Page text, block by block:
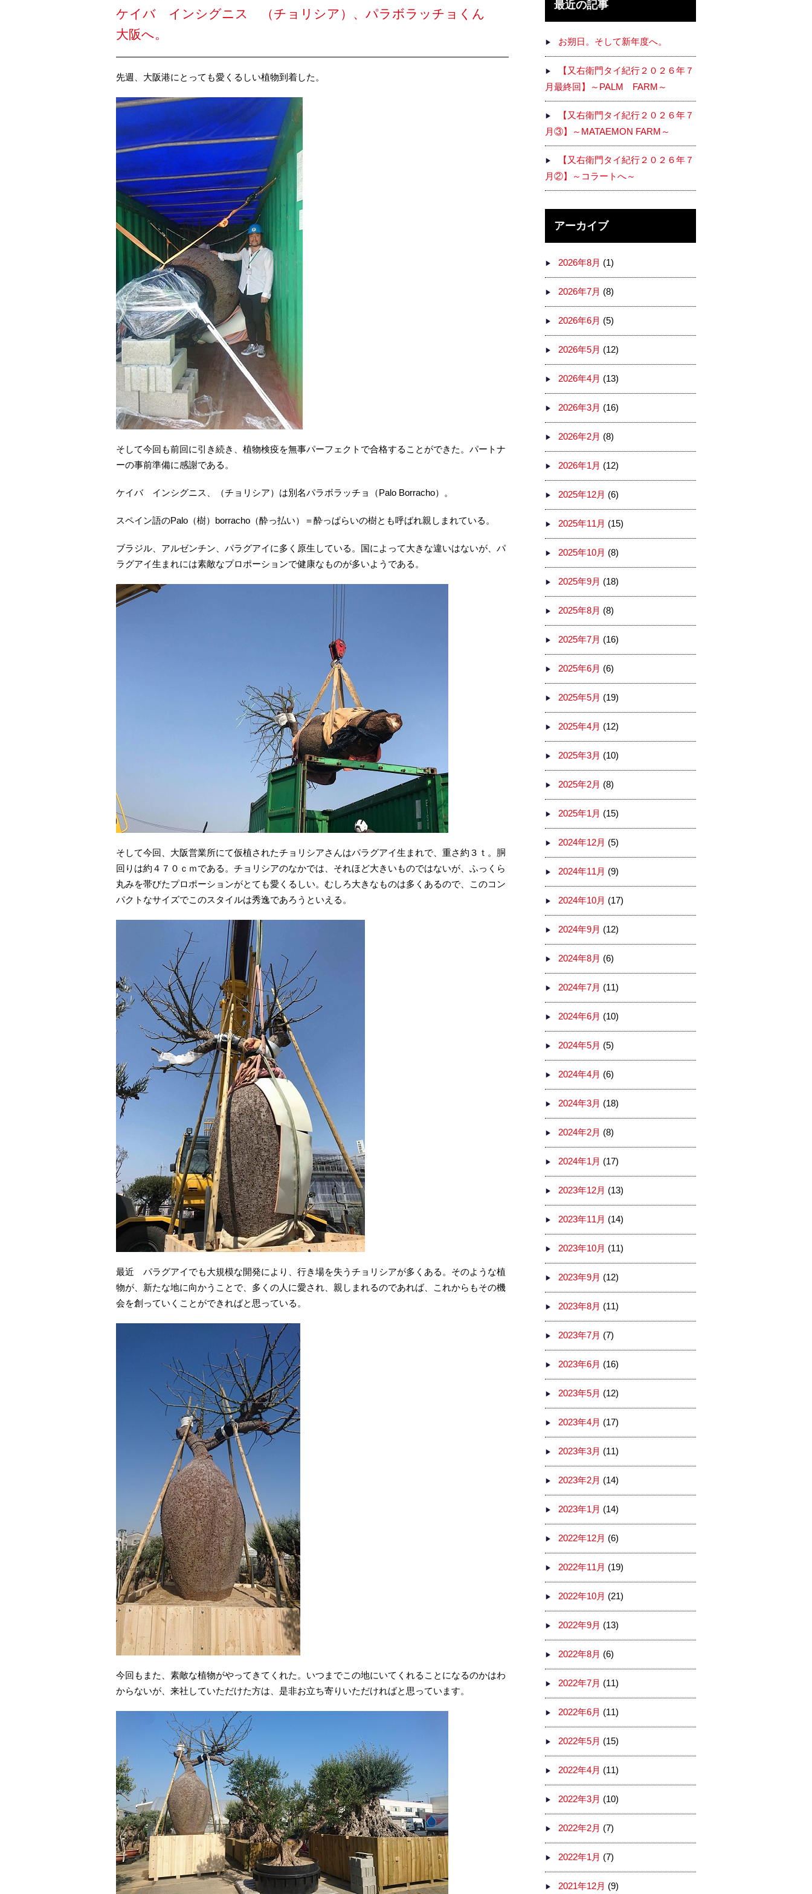
ケイバ インシグニス （チョリシア）、パラボラッチョくん
大阪へ。
先週、大阪港にとっても愛くるしい植物到着した。
そして今回も前回に引き続き、植物検疫を無事パーフェクトで合格することができた。パートナ
ーの事前準備に感謝である。
ケイバ インシグニス、（チョリシア）は別名パラボラッチョ（Palo Borracho）。
スペイン語のPalo（樹）borracho（酔っ払い）＝酔っぱらいの樹とも呼ばれ親しまれている。
ブラジル、アルゼンチン、パラグアイに多く原生している。国によって大きな違いはないが、パ
ラグアイ生まれには素敵なプロポーションで健康なものが多いようである。
そして今回、大阪営業所にて仮植されたチョリシアさんはパラグアイ生まれで、重さ約３ｔ。胴
回りは約４７０ｃｍである。チョリシアのなかでは、それほど大きいものではないが、ふっくら
丸みを帯びたプロポーションがとても愛くるしい。むしろ大きなものは多くあるので、このコン
パクトなサイズでこのスタイルは秀逸であろうといえる。
最近 パラグアイでも大規模な開発により、行き場を失うチョリシアが多くある。そのような植
物が、新たな地に向かうことで、多くの人に愛され、親しまれるのであれば、これからもその機
会を創っていくことができればと思っている。
今回もまた、素敵な植物がやってきてくれた。いつまでこの地にいてくれることになるのかはわ
からないが、来社していただけた方は、是非お立ち寄りいただければと思っています。
最近の記事
お朔日。そして新年度へ。
【又右衛門タイ紀行２０２６年７
月最終回】～PALM FARM～
【又右衛門タイ紀行２０２６年７
月③】～MATAEMON FARM～
【又右衛門タイ紀行２０２６年７
月②】～コラートへ～
アーカイブ
2026年8月 (1)
2026年7月 (8)
2026年6月 (5)
2026年5月 (12)
2026年4月 (13)
2026年3月 (16)
2026年2月 (8)
2026年1月 (12)
2025年12月 (6)
2025年11月 (15)
2025年10月 (8)
2025年9月 (18)
2025年8月 (8)
2025年7月 (16)
2025年6月 (6)
2025年5月 (19)
2025年4月 (12)
2025年3月 (10)
2025年2月 (8)
2025年1月 (15)
2024年12月 (5)
2024年11月 (9)
2024年10月 (17)
2024年9月 (12)
2024年8月 (6)
2024年7月 (11)
2024年6月 (10)
2024年5月 (5)
2024年4月 (6)
2024年3月 (18)
2024年2月 (8)
2024年1月 (17)
2023年12月 (13)
2023年11月 (14)
2023年10月 (11)
2023年9月 (12)
2023年8月 (11)
2023年7月 (7)
2023年6月 (16)
2023年5月 (12)
2023年4月 (17)
2023年3月 (11)
2023年2月 (14)
2023年1月 (14)
2022年12月 (6)
2022年11月 (19)
2022年10月 (21)
2022年9月 (13)
2022年8月 (6)
2022年7月 (11)
2022年6月 (11)
2022年5月 (15)
2022年4月 (11)
2022年3月 (10)
2022年2月 (7)
2022年1月 (7)
2021年12月 (9)